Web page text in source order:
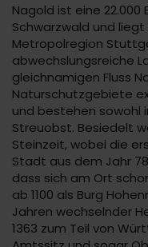
Nagold ist eine
Schwarzwald und
Metropolregion
abwechslungsreiche
gleichnamigen Fluss
Naturschutzgebiete
und bestehen sowohl
Streuobst. Besiedelt
Steinzeit, wobei die
Stadt aus dem Jahr
dass sich am Ort
ab 1100 als Burg
Jahren wechselnder
1363 zum Teil von